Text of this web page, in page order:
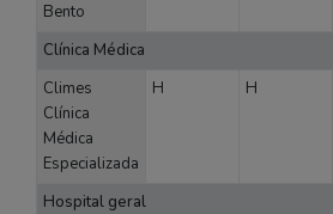
Bento
Clínica Médica
Climes
Clínica
Médica
Especializada
H H
Hospital geral